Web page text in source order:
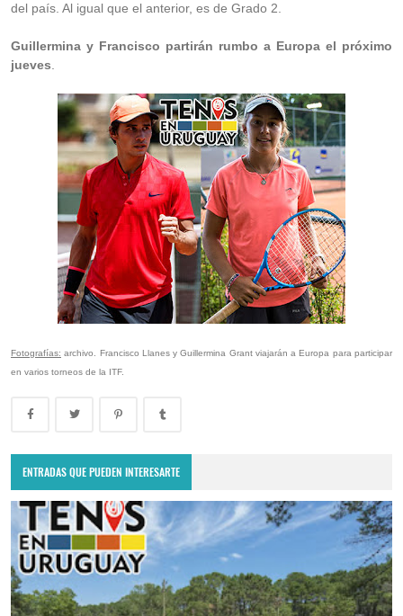
del país. Al igual que el anterior, es de Grado 2.
Guillermina y Francisco partirán rumbo a Europa el próximo
jueves
Fotografías: archivo. Francisco Llanes y Guillermina Grant viajarán a Europa para participar
en varios torneos de la ITF.
ENTRADAS QUE PUEDEN INTERESARTE